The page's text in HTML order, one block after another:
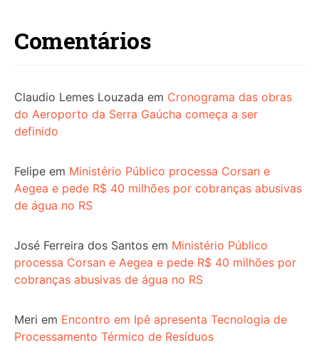
Comentários
Claudio Lemes Louzada em Cronograma das obras
do Aeroporto da Serra Gaúcha começa a ser
definido
Felipe em Ministério Público processa Corsan e
Aegea e pede R$ 40 milhões por cobranças abusivas
de água no RS
José Ferreira dos Santos em Ministério Público
processa Corsan e Aegea e pede R$ 40 milhões por
cobranças abusivas de água no RS
Meri em Encontro em Ipê apresenta Tecnologia de
Processamento Térmico de Resíduos